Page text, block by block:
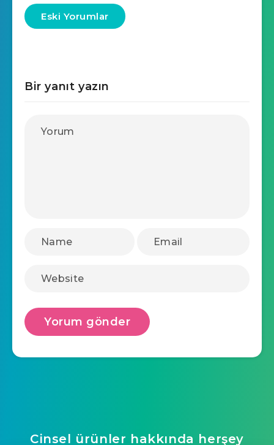
Eski Yorumlar
Bir yanıt yazın
Cinsel ürünler hakkında herşey